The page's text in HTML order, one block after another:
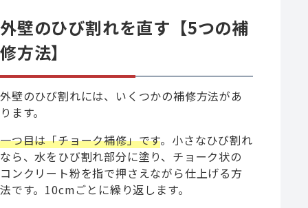
外壁のひび割れを直す【5つの補
修方法】
外壁のひび割れには、いくつかの補修方法があ
ります。
一つ目は「チョーク補修」です。小さなひび割れ
なら、水をひび割れ部分に塗り、チョーク状の
コンクリート粉を指で押さえながら仕上げる方
法です。10cmごとに繰り返します。